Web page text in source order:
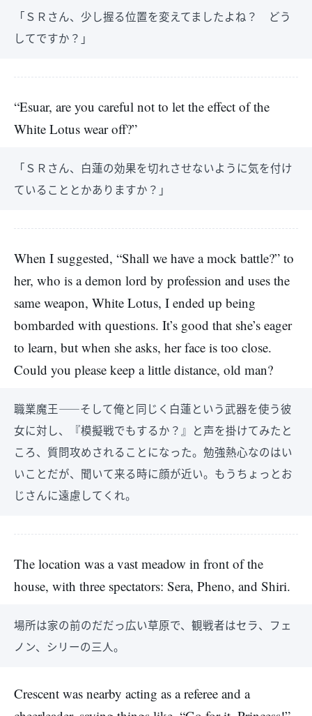
「ＳＲさん、少し握る位置を変えてましたよね？ どう
してですか？」
“Esuar, are you careful not to let the effect of the
White Lotus wear off?”
「ＳＲさん、白蓮の効果を切れさせないように気を付け
ていることとかありますか？」
When I suggested, “Shall we have a mock battle?” to
her, who is a demon lord by profession and uses the
same weapon, White Lotus, I ended up being
bombarded with questions. It’s good that she’s eager
to learn, but when she asks, her face is too close.
Could you please keep a little distance, old man?
職業魔王――そして俺と同じく白蓮という武器を使う彼
女に対し、『模擬戦でもするか？』と声を掛けてみたと
ころ、質問攻めされることになった。勉強熱心なのはい
いことだが、聞いて来る時に顔が近い。もうちょっとお
じさんに遠慮してくれ。
The location was a vast meadow in front of the
house, with three spectators: Sera, Pheno, and Shiri.
場所は家の前のだだっ広い草原で、観戦者はセラ、フェ
ノン、シリーの三人。
Crescent was nearby acting as a referee and a